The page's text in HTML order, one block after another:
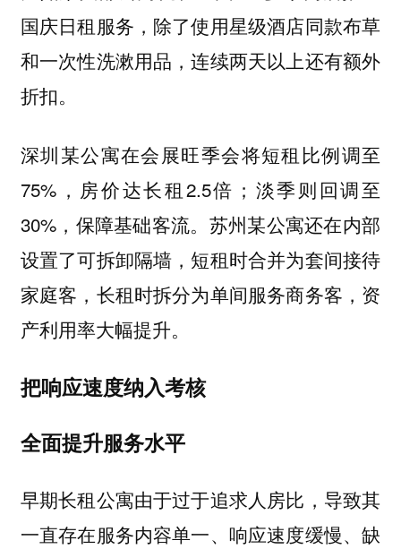
国庆日租服务，除了使用星级酒店同款布草
和一次性洗漱用品，连续两天以上还有额外
折扣。
深圳某公寓在会展旺季会将短租比例调至
75%，房价达长租2.5倍；淡季则回调至
30%，保障基础客流。苏州某公寓还在内部
设置了可拆卸隔墙，短租时合并为套间接待
家庭客，长租时拆分为单间服务商务客，资
产利用率大幅提升。
把响应速度纳入考核
全面提升服务水平
早期长租公寓由于过于追求人房比，导致其
一直存在服务内容单一、响应速度缓慢、缺